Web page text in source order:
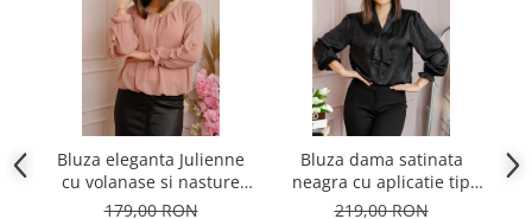
Bluza eleganta Julienne
cu volanase si nasture
stilizat - Roz pudrat
179,00 RON
Bluza dama satinata
neagra cu aplicatie tip
cravata Yvonne
219,00 RON